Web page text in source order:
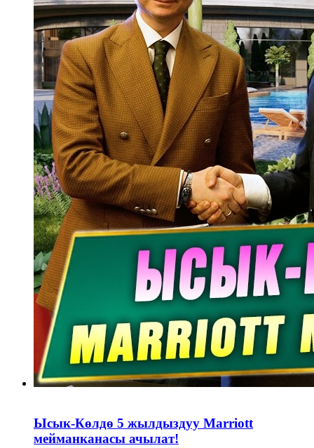
Ысык-Көлдө 5 жылдыздуу Marriott
мейманканасы ачылат!